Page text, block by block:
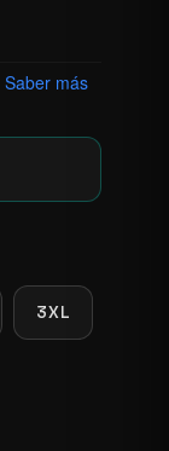
Saber más
3XL